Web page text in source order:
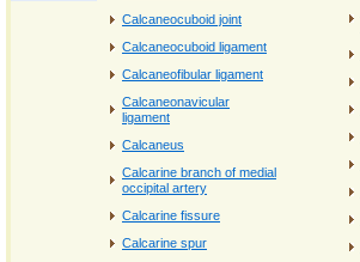
Calcaneocuboid joint
Calcaneocuboid ligament
Calcaneofibular ligament
Calcaneonavicular
ligament
Calcaneus
Calcarine branch of medial
occipital artery
Calcarine fissure
Calcarine spur